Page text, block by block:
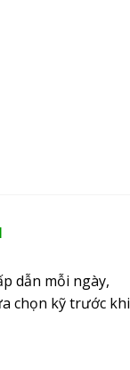
dẫn mỗi ngày,
chọn kỹ trước khi